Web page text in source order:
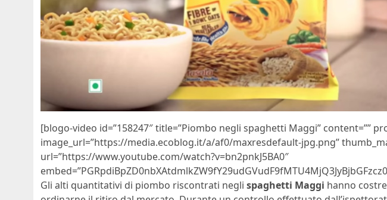
[blogo-video id=”158247″ title=”Piombo negli spaghetti Maggi” content=””
image_url=”https://media.ecoblog.it/a/af0/maxresdefault-jpg.png”
url=”https://www.youtube.com/watch?v=bn2pnkJ5BA0″
Gli alti quantitativi di piombo riscontrati negli spaghetti Maggi hanno